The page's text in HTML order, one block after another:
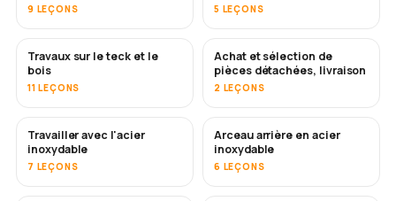
9 LEÇONS 5 LEÇONS
Travaux sur le teck et le
bois
11 LEÇONS
BIENTÔT
Achat et sélection de
pièces détachées, livraison
2 LEÇONS
BIENTÔT
Travailler avec l'acier
inoxydable
7 LEÇONS
Arceau arrière en acier
inoxydable
6 LEÇONS